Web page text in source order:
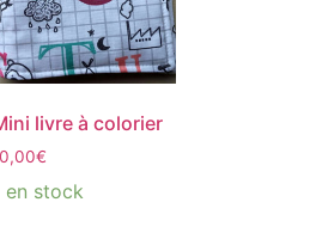
livre à colorier
€
en stock